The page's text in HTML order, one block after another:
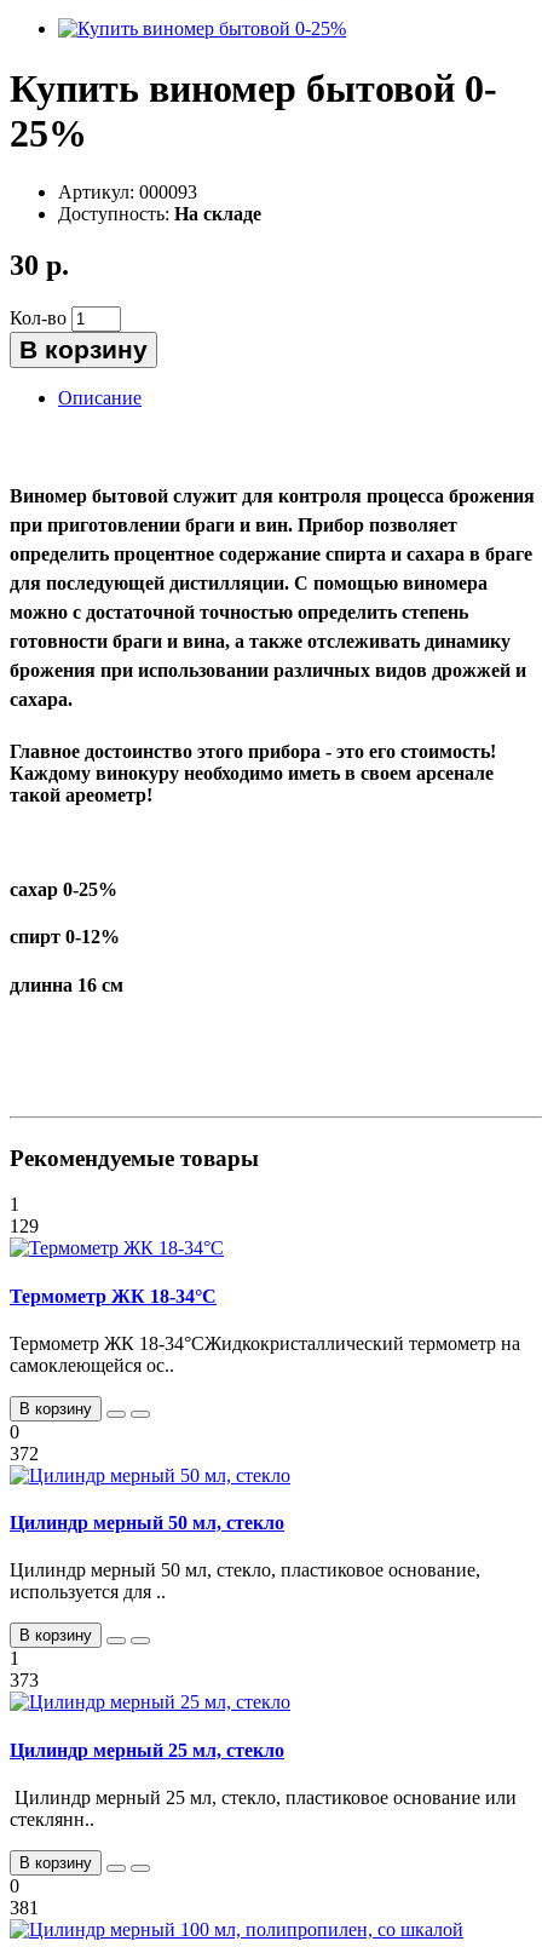
Купить виномер бытовой 0-
25%
Артикул: 000093
Доступность: На складе
30 р.
Кол-во
В корзину
Описание
Виномер бытовой служит для контроля процесса брожения
при приготовлении браги и вин. Прибор позволяет
определить процентное содержание спирта и сахара в браге
для последующей дистилляции. С помощью виномера
можно с достаточной точностью определить степень
готовности браги и вина, а также отслеживать динамику
брожения при использовании различных видов дрожжей и
сахара.
Главное достоинство этого прибора - это его стоимость!
Каждому винокуру необходимо иметь в своем арсенале
такой ареометр!
сахар 0-25%
спирт 0-12%
длинна 16 см
Рекомендуемые товары
1
129
Термометр ЖК 18-34°C
Термометр ЖК 18-34°CЖидкокристаллический термометр на
самоклеющейся ос..
В корзину
0
372
Цилиндр мерный 50 мл, стекло
Цилиндр мерный 50 мл, стекло, пластиковое основание,
используется для ..
В корзину
1
373
Цилиндр мерный 25 мл, стекло
Цилиндр мерный 25 мл, стекло, пластиковое основание или
стеклянн..
В корзину
0
381